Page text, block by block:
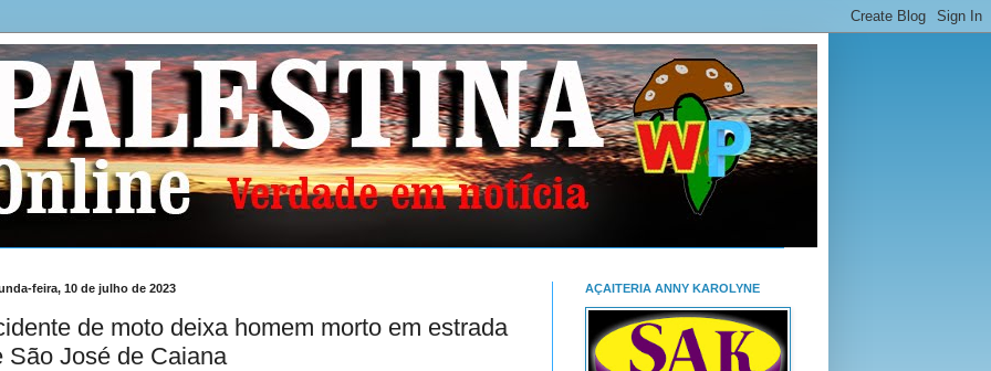
feira, 10 de julho de 2023
de moto deixa homem morto em estrada
São José de Caiana
AÇAITERIA ANNY KAROLYNE